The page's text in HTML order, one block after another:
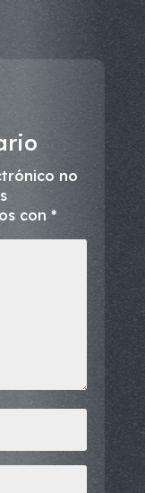
no
con *